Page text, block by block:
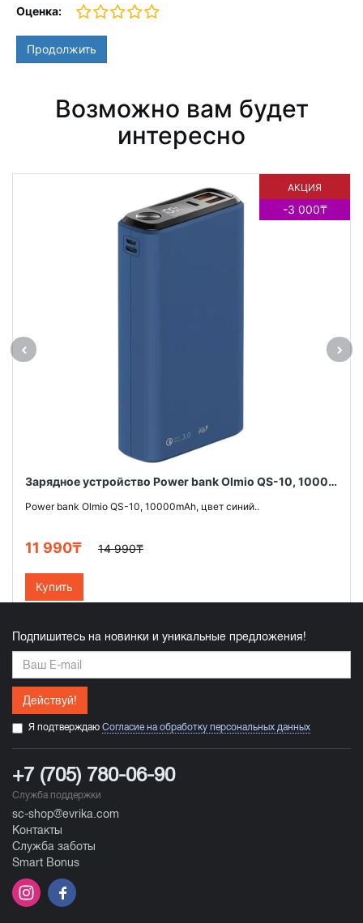
Оценка:
Продолжить
Возможно вам будет
интересно
АКЦИЯ
-3 000₸
Зарядное устройство Power bank Olmio QS-10, 10000mAh, цвет синий
Power bank Olmio QS-10, 10000mAh, цвет синий..
11 990₸ 14 990₸
Купить
Подпишитесь на новинки и уникальные предложения!
Действуй!
Я подтверждаю Согласие на обработку персональных данных
+7 (705) 780-06-90
Служба поддержки
sc-shop@evrika.com
Контакты
Служба заботы
Smart Bonus